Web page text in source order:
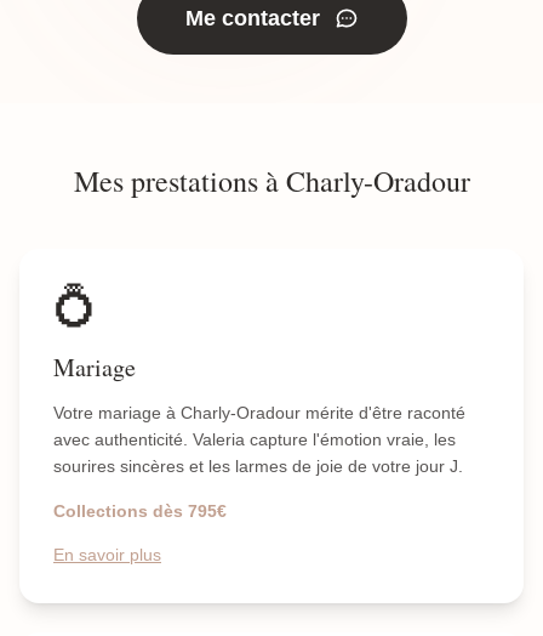
Me contacter
Mes prestations à Charly-Oradour
💍
Mariage
Votre mariage à Charly-Oradour mérite d'être raconté
avec authenticité. Valeria capture l'émotion vraie, les
sourires sincères et les larmes de joie de votre jour J.
Collections dès 795€
En savoir plus